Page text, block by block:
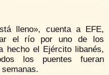
lleno», cuenta a EFE,
el río por uno de los
hecho el Ejército libanés,
los puentes fueran